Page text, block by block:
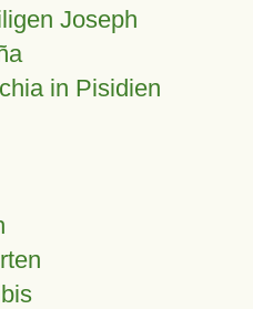
Joseph
in Pisidien